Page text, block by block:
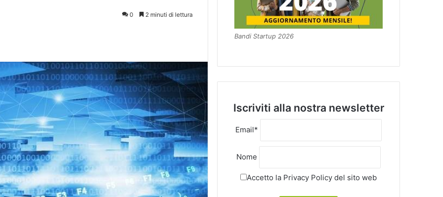
0 2 minuti di lettura
Bandi Startup 2026
Iscriviti alla nostra newsletter
Email*
Nome
Accetto la Privacy Policy del sito web